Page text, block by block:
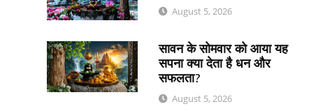
August 5, 2026
सावन के सोमवार को आया यह
सपना क्या देता है धन और
सफलता?
August 5, 2026